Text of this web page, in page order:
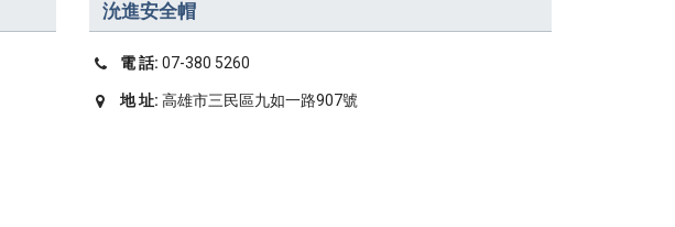
沇進安全帽
電 話: 07-380 5260
地 址: 高雄市三民區九如一路907號